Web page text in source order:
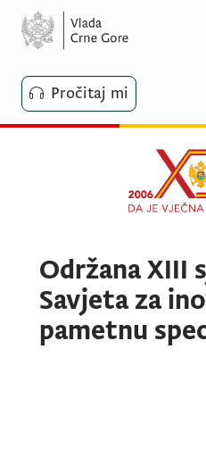
Pročitaj mi
Održana XIII
Savjeta za
pametnu